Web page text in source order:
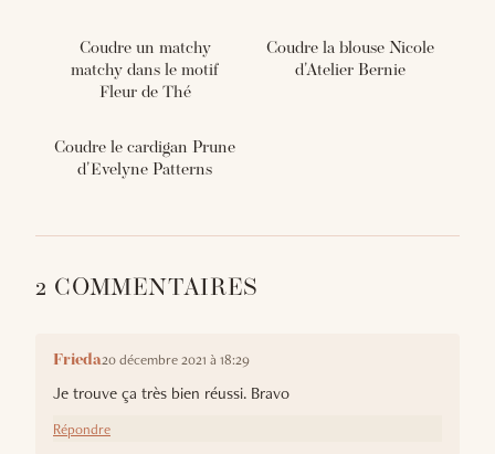
Coudre un matchy
matchy dans le motif
Fleur de Thé
Coudre la blouse Nicole
d'Atelier Bernie
Coudre le cardigan Prune
d'Evelyne Patterns
2 COMMENTAIRES
Frieda20 décembre 2021 à 18:29
Je trouve ça très bien réussi. Bravo
Répondre